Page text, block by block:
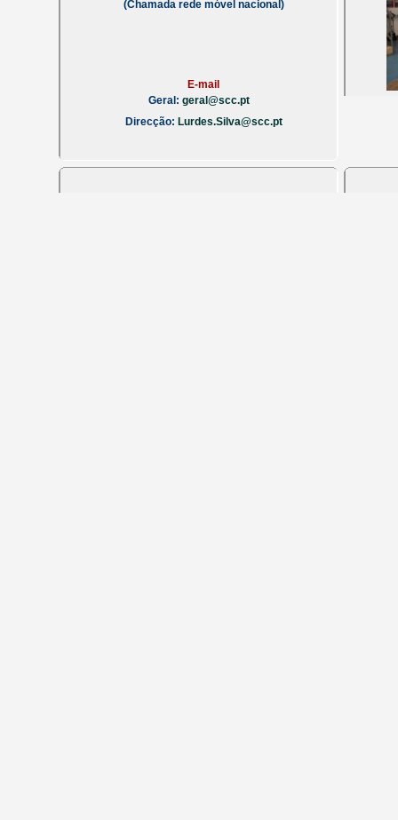
(Chamada rede móvel nacional)
E-mail
Geral: geral@scc.pt
Direcção: Lurdes.Silva@scc.pt